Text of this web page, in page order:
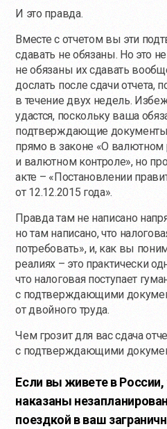
И это правда.
Вместе с отчетом вы эти
сдавать не обязаны. Но это
не обязаны их сдавать
дослать после сдачи отчета,
в течение двух недель.
удастся, поскольку ваша
подтверждающие документы
прямо в законе «О валютном
и валютном контроле», но
акте – «Постановлении
от 12.12.2015 года».
Правда там не написано
но там написано, что
потребовать», и, как вы
реалиях – это практически
что налоговая поступает
с подтверждающими
от двойного труда.
Чем грозит для вас сдача
с подтверждающими
Если вы живете в
наказаны
поездкой в ваш